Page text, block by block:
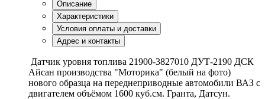
Описание
Характеристики
Условия оплаты и доставки
Адрес и контакты
Датчик уровня топлива 21900-3827010 ДУТ-2190 ДСК
Айсан производства "Моторика" (белый на фото)
нового образца на переднеприводные автомобили ВАЗ с
двигателем объёмом 1600 куб.см. Гранта, Датсун.